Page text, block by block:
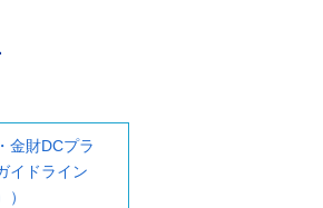
金財DCプラ
イドライン